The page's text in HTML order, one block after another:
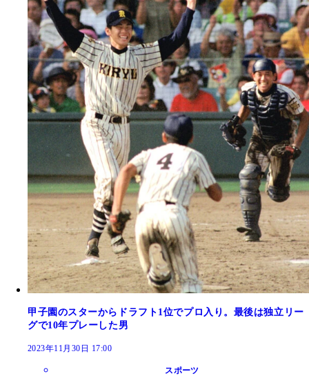
甲子園のスターからドラフト1位でプロ入り。最後は独立リー
グで10年プレーした男
2023年11月30日 17:00
スポーツ